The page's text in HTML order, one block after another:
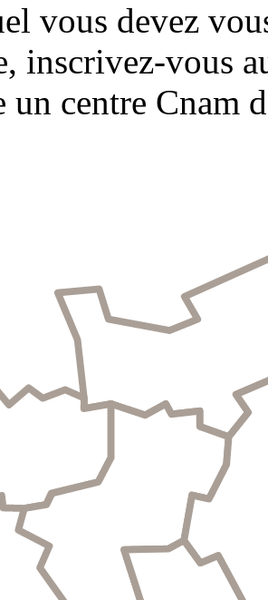
vous devez
inscrivez-vous
un centre Cnam